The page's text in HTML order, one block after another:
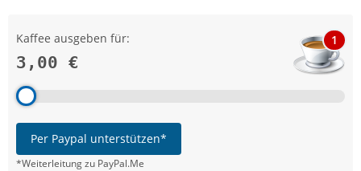
Kaffee ausgeben für:
3,00 €
1
Per Paypal unterstützen*
*Weiterleitung zu PayPal.Me